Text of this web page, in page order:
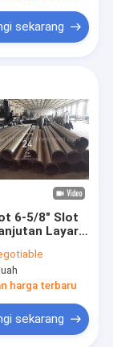
sekarang
6-5/8" Slot
Layar
Pasir
harga terbaru
sekarang